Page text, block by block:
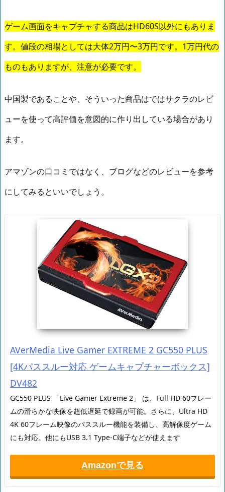
ゲーム画面をキャプチャする商品はHD60S以外にもありま
す。値段の相場としては大体2万円〜3万円です。1万円代の
ものもありますが、注意が必要です。
中国製であることや、そういった商品はではサクラのレビ
ューを使って高評価を意図的に作り出している場合があり
ます。
アマゾンの口コミではなく、ブログなどのレビューを参考
にしてみるといいでしょう。
AVerMedia Live Gamer EXTREME 2 GC550 PLUS
[4Kパススルー対応 ゲームキャプチャーボックス]
DV482
GC550 PLUS 「Live Gamer Extreme 2」 は、Full HD 60フレー
ムの滑らかな映像を超低遅延で録画が可能。さらに、Ultra HD
4K 60フレーム映像のパススルー機能を装備し、高解像度ゲーム
にも対応。他にもUSB 3.1 Type-C端子などが使えます
Amazonで見る